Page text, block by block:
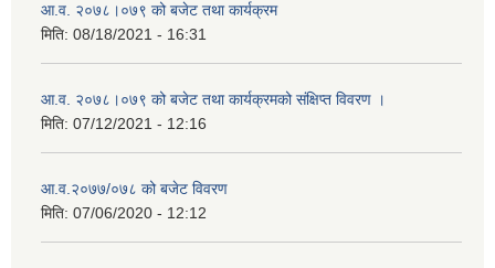
आ.व. २०७८।०७९ को बजेट तथा कार्यक्रम
मिति: 08/18/2021 - 16:31
आ.व. २०७८।०७९ को बजेट तथा कार्यक्रमको संक्षिप्त विवरण ।
मिति: 07/12/2021 - 12:16
आ.व.२०७७/०७८ को बजेट विवरण
मिति: 07/06/2020 - 12:12